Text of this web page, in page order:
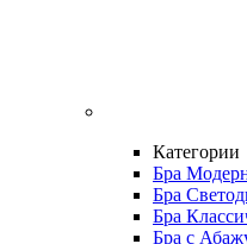
Категории
Бра
Бра
Бра
Бра с